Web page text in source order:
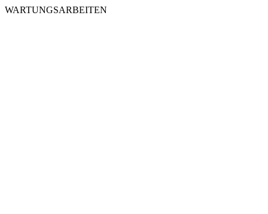
WARTUNGSARBEITEN